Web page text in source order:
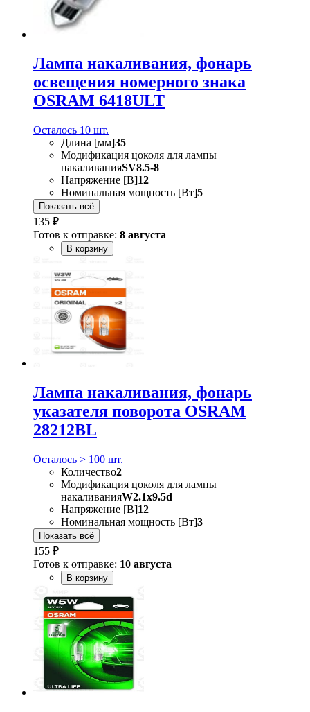
Лампа накаливания, фонарь
освещения номерного знака
OSRAM 6418ULT
Осталось 10 шт.
Длина [мм]35
Модификация цоколя для лампы
накаливанияSV8.5-8
Напряжение [В]12
Номинальная мощность [Вт]5
Показать всё
135 ₽
Готов к отправке: 8 августа
В корзину
Лампа накаливания, фонарь
указателя поворота OSRAM
28212BL
Осталось > 100 шт.
Количество2
Модификация цоколя для лампы
накаливанияW2.1x9.5d
Напряжение [В]12
Номинальная мощность [Вт]3
Показать всё
155 ₽
Готов к отправке: 10 августа
В корзину